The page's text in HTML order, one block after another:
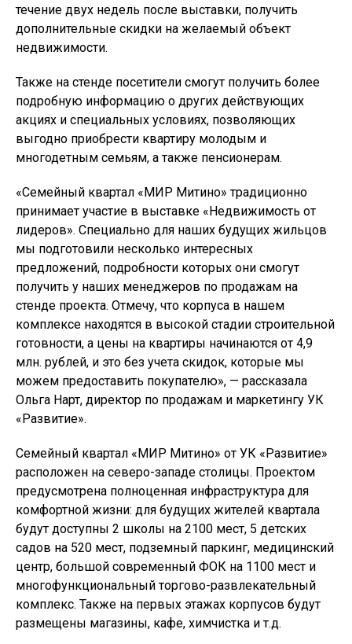
течение двух недель после выставки, получить
дополнительные скидки на желаемый объект
недвижимости.
Также на стенде посетители смогут получить более
подробную информацию о других действующих
акциях и специальных условиях, позволяющих
выгодно приобрести квартиру молодым и
многодетным семьям, а также пенсионерам.
«Семейный квартал «МИР Митино» традиционно
принимает участие в выставке «Недвижимость от
лидеров». Специально для наших будущих жильцов
мы подготовили несколько интересных
предложений, подробности которых они смогут
получить у наших менеджеров по продажам на
стенде проекта. Отмечу, что корпуса в нашем
комплексе находятся в высокой стадии строительной
готовности, а цены на квартиры начинаются от 4,9
млн. рублей, и это без учета скидок, которые мы
можем предоставить покупателю», — рассказала
Ольга Нарт, директор по продажам и маркетингу УК
«Развитие».
Семейный квартал «МИР Митино» от УК «Развитие»
расположен на северо-западе столицы. Проектом
предусмотрена полноценная инфраструктура для
комфортной жизни: для будущих жителей квартала
будут доступны 2 школы на 2100 мест, 5 детских
садов на 520 мест, подземный паркинг, медицинский
центр, большой современный ФОК на 1100 мест и
многофункциональный торгово-развлекательный
комплекс. Также на первых этажах корпусов будут
размещены магазины, кафе, химчистка и т.д.